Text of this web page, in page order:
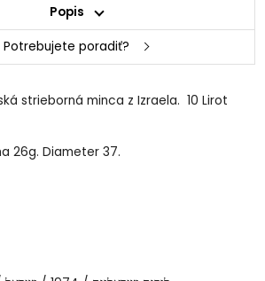
Popis
Potrebujete poradiť?
strieborná minca z Izraela. 10 Lirot
26g. Diameter 37.